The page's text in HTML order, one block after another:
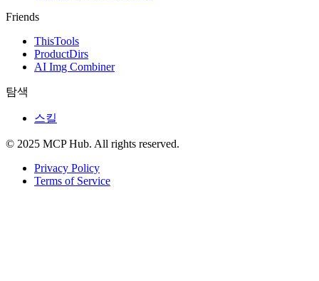
Friends
ThisTools
ProductDirs
AI Img Combiner
탐색
스킬
© 2025 MCP Hub. All rights reserved.
Privacy Policy
Terms of Service